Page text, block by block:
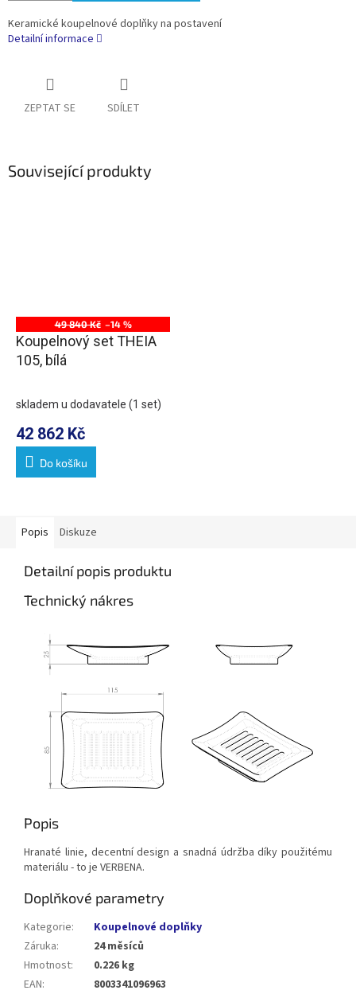
Keramické koupelnové doplňky na postavení
Detailní informace
ZEPTAT SE SDÍLET
Související produkty
49 840 Kč –14 %
Koupelnový set THEIA
105, bílá
skladem u dodavatele (1 set)
42 862 Kč
Do košíku
Popis Diskuze
Detailní popis produktu
Technický nákres
Popis
Hranaté linie, decentní design a snadná údržba díky použitému
materiálu - to je VERBENA.
Doplňkové parametry
Kategorie:
Koupelnové doplňky
Záruka:
24 měsíců
Hmotnost:
0.226 kg
EAN:
8003341096963